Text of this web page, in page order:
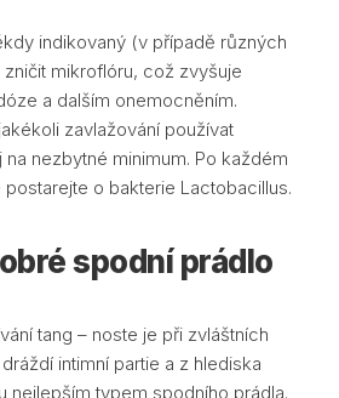
indikovaný (v případě různých
mikroflóru, což zvyšuje
a dalším onemocněním.
zavlažování používat
nezbytné minimum. Po každém
o bakterie Lactobacillus.
spodní prádlo
tang – noste je při zvláštních
intimní partie a z hlediska
nejlepším typem spodního prádla.